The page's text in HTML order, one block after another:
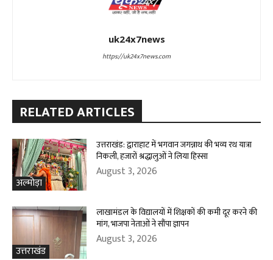
uk24x7news
https://uk24x7news.com
RELATED ARTICLES
अल्मोड़ा
उत्तराखंड: द्वाराहाट में भगवान जगन्नाथ की भव्य रथ यात्रा
निकली, हजारों श्रद्धालुओं ने लिया हिस्सा
August 3, 2026
उत्तराखंड
लाखामंडल के विद्यालयों में शिक्षकों की कमी दूर करने की
मांग, भाजपा नेताओं ने सौंपा ज्ञापन
August 3, 2026